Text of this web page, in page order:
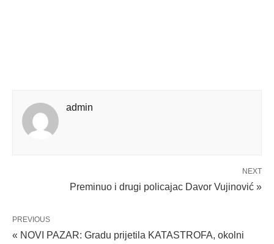
admin
NEXT
Preminuo i drugi policajac Davor Vujinović »
PREVIOUS
« NOVI PAZAR: Gradu prijetila KATASTROFA, okolni